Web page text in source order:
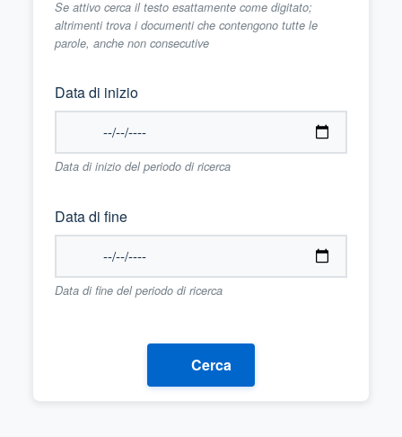
Se attivo cerca il testo esattamente come digitato;
altrimenti trova i documenti che contengono tutte le
parole, anche non consecutive
Data di inizio
Data di inizio del periodo di ricerca
Data di fine
Data di fine del periodo di ricerca
Cerca